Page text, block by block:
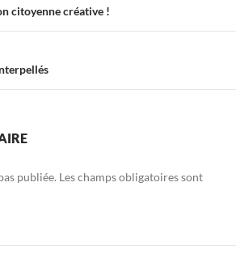
citoyenne créative !
publiée. Les champs obligatoires sont